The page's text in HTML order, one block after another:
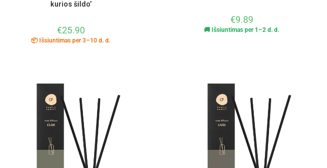
kurios šildo’
€25.90
📦 Išsiuntimas per 3–10 d. d.
€9.89
🚚 Išsiuntimas per 1–2 d. d.